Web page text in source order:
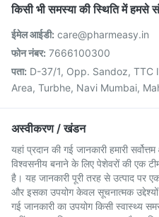
किसी भी समस्या की स्थिति में हमसे
ईमेल आईडी: care@pharmeasy.in
फोन नंबर: 7666100300
पता: D-37/1, Opp. Sandoz, TTC
Area, Turbhe, Navi Mumbai,
अस्वीकरण / खंडन
यहां प्रदान की गई जानकारी हमारी
विश्वसनीय बनाने के लिए पेशेवरों की एक टीम
है। यह जानकारी पूरी तरह से उत्पाद पर
और इसका उपयोग केवल सूचनात्मक उद्देश्यों
गई जानकारी का उपयोग किसी स्वास्थ्य